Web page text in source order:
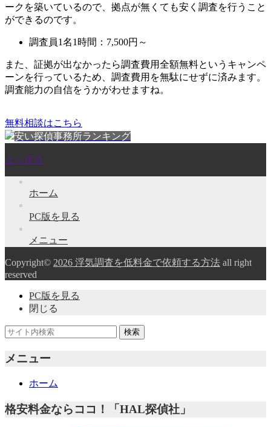
ークを築いているので、拠点が無くても安く調査を行うこと
ができるのです。
調査員1名1時間： 7,500円～
また、 証拠が出なかったら調査費用全額無料というキャンペ
ーンを行っているため、調査費用を無駄にせずに済みます。
調査能力の自信をうかがわせますね。
無料相談はこちら
安い探偵事務所ランキング
上へ戻る
ホーム
PC版を見る
メニュー
Copyright© 2026 浮気調査を低料金で依頼する方法 all right
reserved
PC版を見る
閉じる
メニュー
ホーム
格安料金ならココ！「HAL探偵社」